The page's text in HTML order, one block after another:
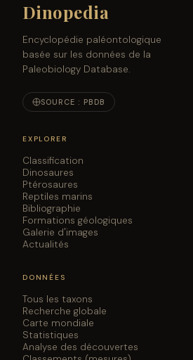
Dinopedia
Encyclopédie paléontologique
basée sur les données de la
Paleobiology Database.
SOURCE : PBDB
EXPLORER
Classification
Dinosaures
Ptérosaures
Reptiles marins
Bibliographie
Formations géologiques
Galerie d'images
Actualités
DONNÉES
Tous les taxons
Recherche globale
Carte mondiale
Statistiques
Analyse des découvertes